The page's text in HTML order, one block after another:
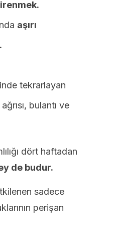
aşırı
tekrarlayan
bulantı ve
dört haftadan
de budur.
sadece
perişan